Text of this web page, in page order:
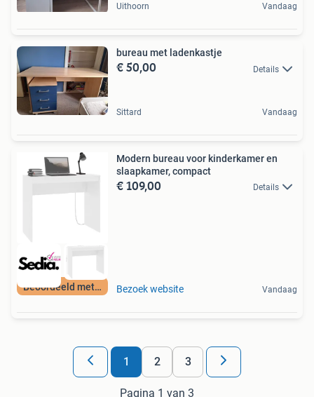
Uithoorn Vandaag
bureau met ladenkastje
€ 50,00 Details
Sittard Vandaag
Beoordeeld met 9+
Modern bureau voor kinderkamer en
slaapkamer, compact
€ 109,00 Details
Bezoek website Vandaag
1 2 3
Pagina 1 van 3